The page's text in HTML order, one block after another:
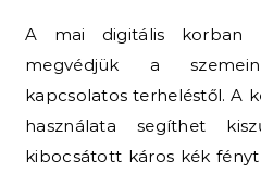
A mai digitális korban elengedhetetlen, hogy
megvédjük a
kapcsolatos terheléstől. A
használata segíthet
kibocsátott káros kék